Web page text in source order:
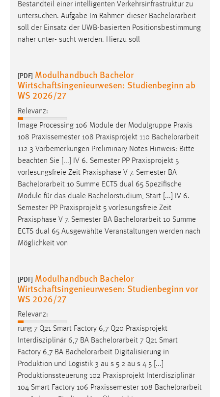
Bestandteil einer intelligenten Verkehrsinfrastruktur zu
untersuchen. Aufgabe Im Rahmen dieser Bachelorarbeit
soll der Einsatz der UWB-basierten Positionsbestimmung
näher unter- sucht werden. Hierzu soll
[PDF] Modulhandbuch Bachelor
Wirtschaftsingenieurwesen: Studienbeginn ab
WS 2026/27
Relevanz:
Image Processing 106 Module der Modulgruppe Praxis
108 Praxissemester 108 Praxisprojekt 110 Bachelorarbeit
112 3 Vorbemerkungen Preliminary Notes Hinweis: Bitte
beachten Sie [...] IV 6. Semester PP Praxisprojekt 5
vorlesungsfreie Zeit Praxisphase V 7. Semester BA
Bachelorarbeit 10 Summe ECTS dual 65 Spezifische
Module für das duale Bachelorstudium, Start [...] IV 6.
Semester PP Praxisprojekt 5 vorlesungsfreie Zeit
Praxisphase V 7. Semester BA Bachelorarbeit 10 Summe
ECTS dual 65 Ausgewählte Veranstaltungen werden nach
Möglichkeit von
[PDF] Modulhandbuch Bachelor
Wirtschaftsingenieurwesen: Studienbeginn vor
WS 2026/27
Relevanz:
rung 7 Q21 Smart Factory 6,7 Q20 Praxisprojekt
Interdisziplinär 6,7 BA Bachelorarbeit 7 Q21 Smart
Factory 6,7 BA Bachelorarbeit Digitalisierung in
Produktion und Logistik 3 au s 5 2 au s 4 5 [...]
Produktionssteuerung 102 Praxisprojekt Interdisziplinär
104 Smart Factory 106 Praxissemester 108 Bachelorarbeit
Name:
MibewSessionID, MIBEW_UserID, mibew_locale, mibew-
chat-frame-style-5e9dbeb1811c0446
Cookie Laufzeit:
MibewSessionID, mibew-chat-frame-style-
5e9dbeb1811c0446 = Sitzungslaufzeit, mibew_locale = 3
Jahre, MIBEW_UserID = 1 Jahr
Login
Name:
Zweck:
Dieser Cookie ist notwendig um sich an der Website
einloggen zu können.
Cookie Laufzeit:
24 Stunden
STATISTIK
Statistik Cookies erfassen Informationen anonym.
Diese Informationen helfen uns zu verstehen, wie
unsere Besucher unsere Website nutzen.
Matomo
Name:
_pk_ref, _pk_cvar, _pk_id, _pk_ses
Zweck: